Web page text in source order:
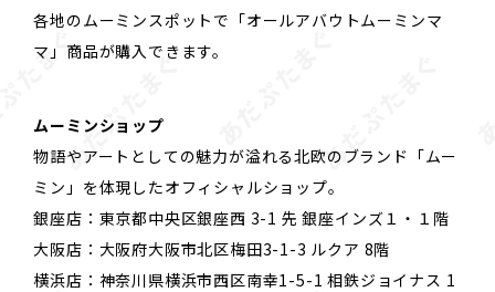
各地のムーミンスポットで「オールアバウトムーミンマ
マ」商品が購入できます。
ムーミンショップ
物語やアートとしての魅力が溢れる北欧のブランド「ムー
ミン」を体現したオフィシャルショップ。
銀座店：東京都中央区銀座西 3-1 先 銀座インズ１・１階
大阪店：大阪府大阪市北区梅田3-1-3 ルクア 8階
横浜店：神奈川県横浜市西区南幸1-5-1 相鉄ジョイナス 1